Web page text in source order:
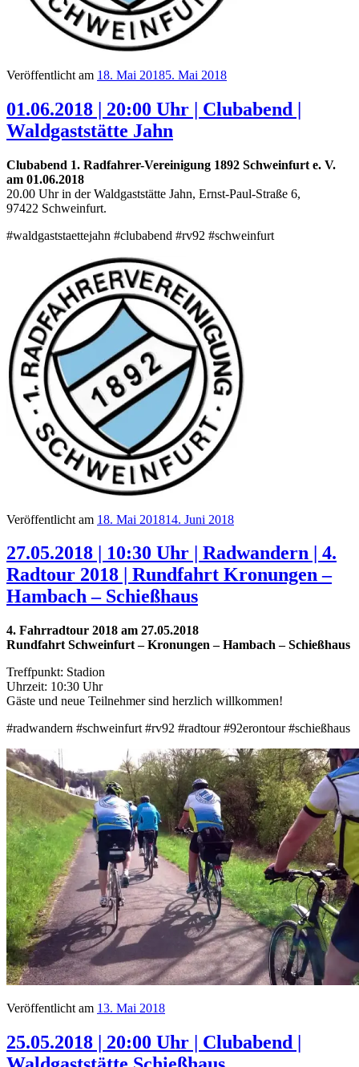
Veröffentlicht am 18. Mai 20185. Mai 2018
01.06.2018 | 20:00 Uhr | Clubabend |
Waldgaststätte Jahn
Clubabend 1. Radfahrer-Vereinigung 1892 Schweinfurt e. V.
am 01.06.2018
20.00 Uhr in der Waldgaststätte Jahn, Ernst-Paul-Straße 6,
97422 Schweinfurt.
#waldgaststaettejahn‬ #clubabend #rv92 #schweinfurt
Veröffentlicht am 18. Mai 201814. Juni 2018
27.05.2018 | 10:30 Uhr | Radwandern | 4.
Radtour 2018 | Rundfahrt Kronungen –
Hambach – Schießhaus
4. Fahrradtour 2018 am 27.05.2018
Rundfahrt Schweinfurt – Kronungen – Hambach – Schießhaus
Treffpunkt: Stadion
Uhrzeit: 10:30 Uhr
Gäste und neue Teilnehmer sind herzlich willkommen!
#radwandern #schweinfurt #rv92 #radtour #92erontour ‪#‎schießhaus‬
Veröffentlicht am 13. Mai 2018
25.05.2018 | 20:00 Uhr | Clubabend |